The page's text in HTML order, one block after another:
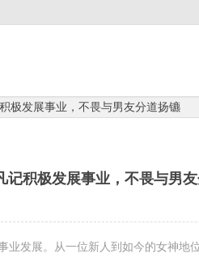
极发展事业，不畏与男友分道扬镳
记积极发展事业，不畏与男
业发展。从一位新人到如今的女神地